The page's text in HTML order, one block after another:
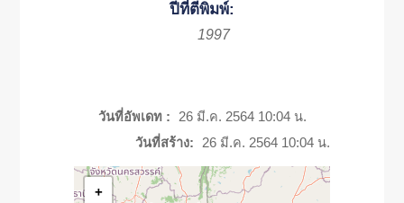
ปีที่ตีพิมพ์:
1997
วันที่อัพเดท :
26 มี.ค. 2564 10:04 น.
วันที่สร้าง:
26 มี.ค. 2564 10:04 น.
+